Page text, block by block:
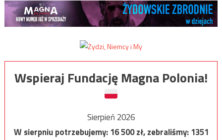
Wspieraj Fundację Magna Polonia!
Sierpień 2026
W sierpniu potrzebujemy:16 500zł, zebraliśmy:1351